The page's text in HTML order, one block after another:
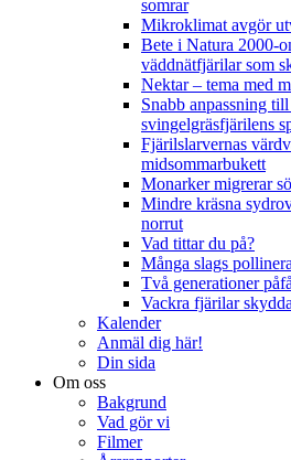
somrar
Mikroklimat avgör
Bete i Natura 2000-
väddnätfjärilar som
Nektar – tema med
Snabb anpassning
svingelgräsfjärilens
Fjärilslarvernas
midsommarbukett
Monarker migrerar
Mindre kräsna
norrut
Vad tittar du på?
Många slags
Två generationer
Vackra fjärilar
Kalender
Anmäl dig här!
Din sida
Om oss
Bakgrund
Vad gör vi
Filmer